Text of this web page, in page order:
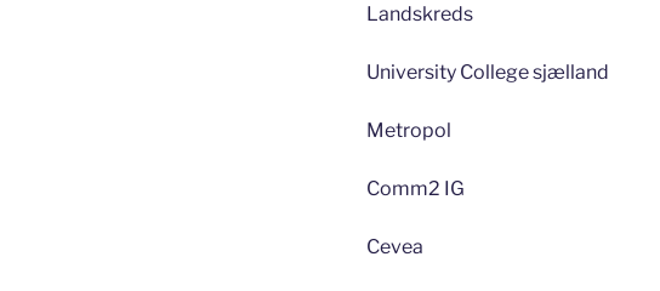
Landskreds
University College sjælland
Metropol
Comm2 IG
Cevea